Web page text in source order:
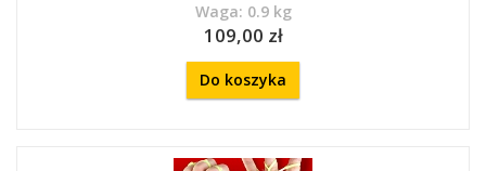
Waga: 0.9 kg
109,00 zł
Do koszyka